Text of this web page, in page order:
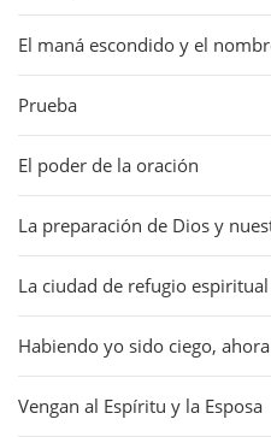
El maná escondido y el
Prueba
El poder de la oración
La preparación de Dios y
La ciudad de refugio
Habiendo yo sido ciego,
Vengan al Espíritu y la Esposa